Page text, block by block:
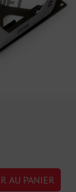
AU PANIER